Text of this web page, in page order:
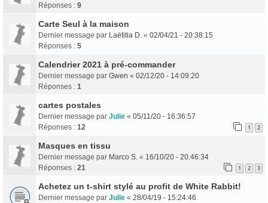
Réponses : 9
Carte Seul à la maison
Dernier message par Laëtitia D. « 02/04/21 - 20:38:15
Réponses : 5
Calendrier 2021 à pré-commander
Dernier message par Gwen « 02/12/20 - 14:09:20
Réponses : 1
cartes postales
Dernier message par Julie « 05/11/20 - 16:36:57
Réponses : 12 1 2
Masques en tissu
Dernier message par Marco S. « 16/10/20 - 20:46:34
Réponses : 21 1 2 3
Achetez un t-shirt stylé au profit de White Rabbit!
Dernier message par Julie « 28/04/19 - 15:24:46